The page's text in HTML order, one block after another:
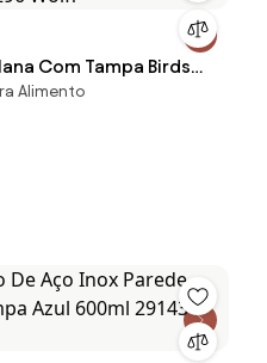
Com Tampa Birds
Wolff
Alimento